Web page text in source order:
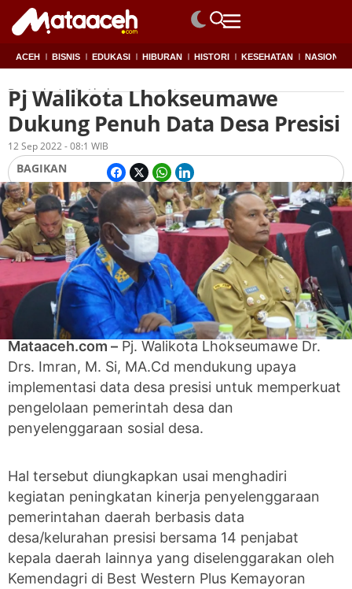
ACEH BISNIS EDUKASI HIBURAN HISTORI KESEHATAN NASIONAL
Beranda Aceh,Lhokseumawe,News
Pj Walikota Lhokseumawe
Dukung Penuh Data Desa Presisi
OlehRedaksi
12 Sep 2022 - 08:1 WIB
BAGIKAN
Mataaceh.com – Pj. Walikota Lhokseumawe Dr.
Drs. Imran, M. Si, MA.Cd mendukung upaya
implementasi data desa presisi untuk memperkuat
pengelolaan pemerintah desa dan
penyelenggaraan sosial desa.
Hal tersebut diungkapkan usai menghadiri
kegiatan peningkatan kinerja penyelenggaraan
pemerintahan daerah berbasis data
desa/kelurahan presisi bersama 14 penjabat
kepala daerah lainnya yang diselenggarakan oleh
Kemendagri di Best Western Plus Kemayoran